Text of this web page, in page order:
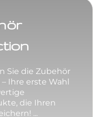
Sie die Zubehör
Ihre erste Wahl
die Ihren
...